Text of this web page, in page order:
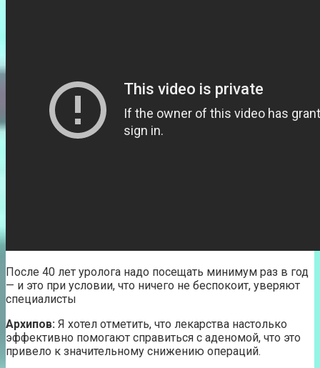
После 40 лет уролога надо посещать минимум раз в год
— и это при условии, что ничего не беспокоит, уверяют
специалисты
Архипов: Я хотел отметить, что лекарства настолько
эффективно помогают справиться с аденомой, что это
привело к значительному снижению операций.